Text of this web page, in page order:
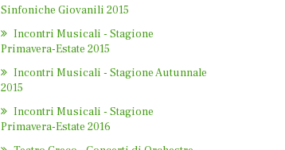
Sinfoniche Giovanili 2015
Incontri Musicali - Stagione
Primavera-Estate 2015
Incontri Musicali - Stagione Autunnale
2015
Incontri Musicali - Stagione
Primavera-Estate 2016